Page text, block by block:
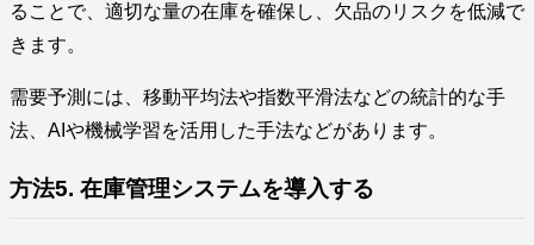
ることで、適切な量の在庫を確保し、欠品のリスクを低減で
きます。
需要予測には、移動平均法や指数平滑法などの統計的な手
法、AIや機械学習を活用した手法などがあります。
方法5. 在庫管理システムを導入する